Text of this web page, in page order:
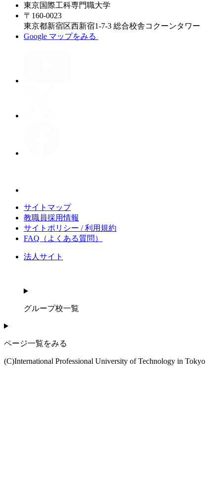
東京国際工科専門職大学
〒160-0023
東京都新宿区西新宿1-7-3 総合校舎コクーンタワー
Google マップをみる
サイトマップ
教職員採用情報
サイトポリシー / 利用規約
FAQ（よくある質問）
法人サイト
グループ校一覧
ページ一覧をみる
(C)International Professional University of Technology in Tokyo